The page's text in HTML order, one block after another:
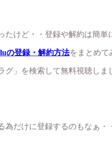
たけど・・登録や解約は簡単
の登録・解約方法をまとめて
グ」を検索して無料視聴しま
為だけに登録するのもなぁ・